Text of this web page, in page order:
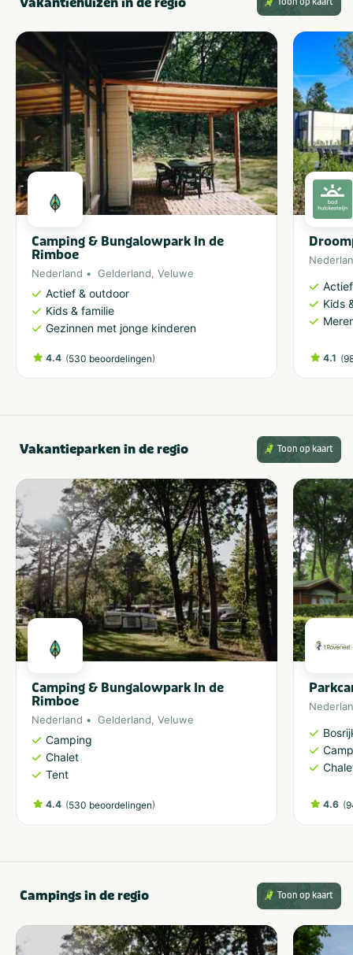
Camping & Bungalowpark In de
Rimboe
Nederland Gelderland, Veluwe
Actief & outdoor
Kids & familie
Gezinnen met jonge kinderen
4.4 (530 beoordelingen)
Kids
4.1 (
Vakantieparken in de regio Toon op kaart
Camping & Bungalowpark In de
Rimboe
Nederland Gelderland, Veluwe
Camping
Chalet
Tent
4.4 (530 beoordelingen) 4.6 (
Campings in de regio Toon op kaart